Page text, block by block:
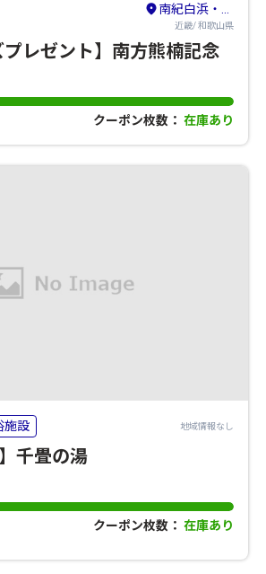
南紀白浜・龍神・熊野古道・新宮
近畿/ 和歌山県
プレゼント】南方熊楠記念
クーポン枚数： 在庫あり
施設 地域情報なし
千畳の湯
クーポン枚数： 在庫あり